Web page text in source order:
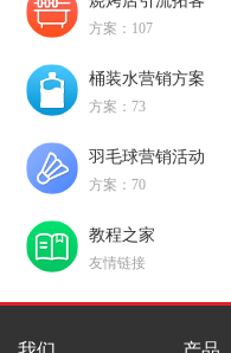
方案：107
桶装水营销方案
方案：73
羽毛球营销活动
方案：70
教程之家
友情链接